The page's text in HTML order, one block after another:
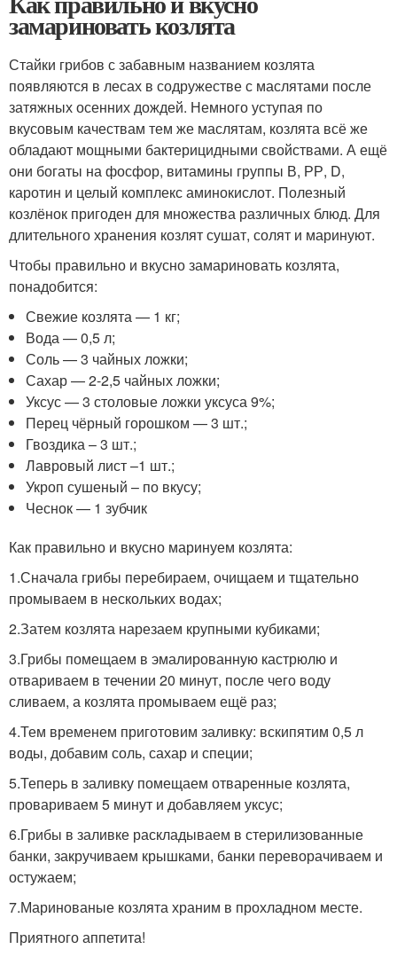
замариновать козлята
Стайки грибов с забавным названием козлята
появляются в лесах в содружестве с маслятами после
затяжных осенних дождей. Немного уступая по
вкусовым качествам тем же маслятам, козлята всё же
обладают мощными бактерицидными свойствами. А ещё
они богаты на фосфор, витамины группы В, РР, D,
каротин и целый комплекс аминокислот. Полезный
козлёнок пригоден для множества различных блюд. Для
длительного хранения козлят сушат, солят и маринуют.
Чтобы правильно и вкусно замариновать козлята,
понадобится:
Свежие козлята — 1 кг;
Вода — 0,5 л;
Соль — 3 чайных ложки;
Сахар — 2-2,5 чайных ложки;
Уксус — 3 столовые ложки уксуса 9%;
Перец чёрный горошком — 3 шт.;
Гвоздика – 3 шт.;
Лавровый лист –1 шт.;
Укроп сушеный – по вкусу;
Чеснок — 1 зубчик
Как правильно и вкусно маринуем козлята:
1.Сначала грибы перебираем, очищаем и тщательно
промываем в нескольких водах;
2.Затем козлята нарезаем крупными кубиками;
3.Грибы помещаем в эмалированную кастрюлю и
отвариваем в течении 20 минут, после чего воду
сливаем, а козлята промываем ещё раз;
4.Тем временем приготовим заливку: вскипятим 0,5 л
воды, добавим соль, сахар и специи;
5.Теперь в заливку помещаем отваренные козлята,
провариваем 5 минут и добавляем уксус;
6.Грибы в заливке раскладываем в стерилизованные
банки, закручиваем крышками, банки переворачиваем и
остужаем;
7.Маринованые козлята храним в прохладном месте.
Приятного аппетита!